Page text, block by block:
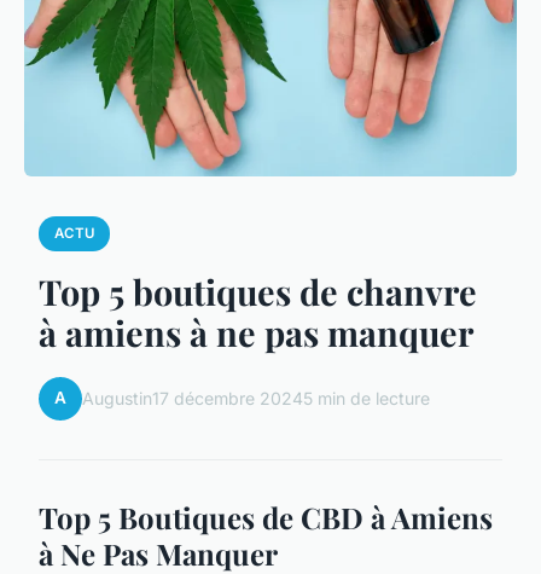
ACTU
Top 5 boutiques de chanvre
à amiens à ne pas manquer
A Augustin17 décembre 20245 min de lecture
Top 5 Boutiques de CBD à Amiens
à Ne Pas Manquer